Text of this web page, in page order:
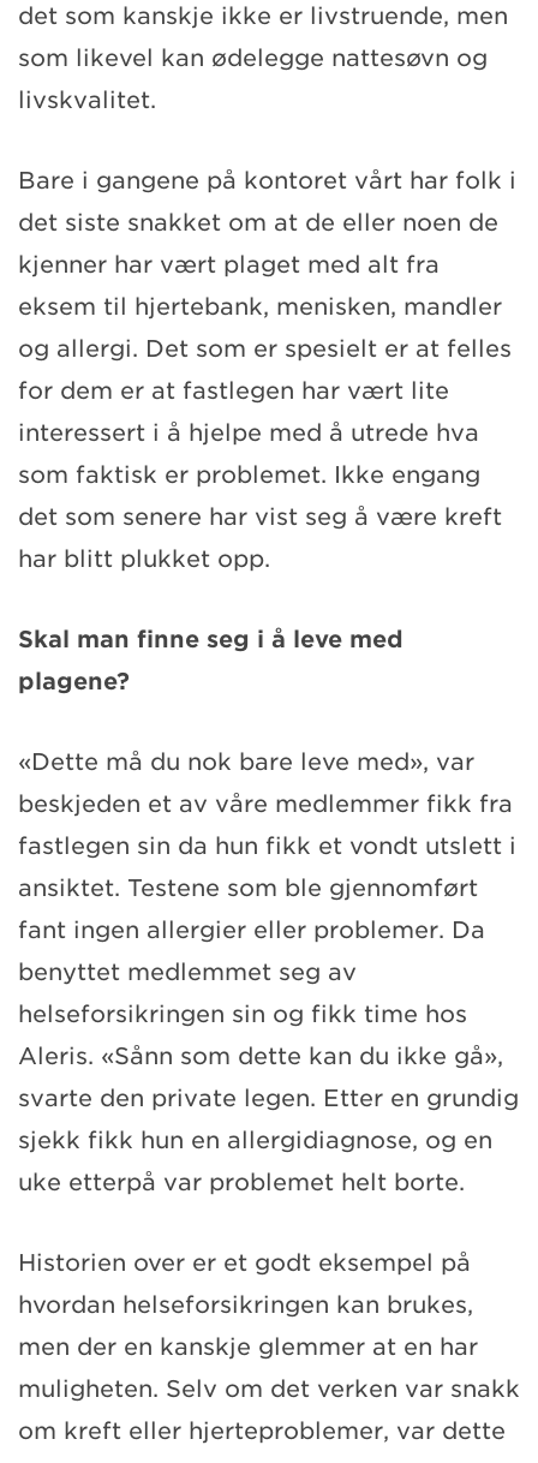
det som kanskje ikke er livstruende, men
som likevel kan ødelegge nattesøvn og
livskvalitet.
Bare i gangene på kontoret vårt har folk i
det siste snakket om at de eller noen de
kjenner har vært plaget med alt fra
eksem til hjertebank, menisken, mandler
og allergi. Det som er spesielt er at felles
for dem er at fastlegen har vært lite
interessert i å hjelpe med å utrede hva
som faktisk er problemet. Ikke engang
det som senere har vist seg å være kreft
har blitt plukket opp.
Skal man finne seg i å leve med
plagene?
«Dette må du nok bare leve med», var
beskjeden et av våre medlemmer fikk fra
fastlegen sin da hun fikk et vondt utslett i
ansiktet. Testene som ble gjennomført
fant ingen allergier eller problemer. Da
benyttet medlemmet seg av
helseforsikringen sin og fikk time hos
Aleris. «Sånn som dette kan du ikke gå»,
svarte den private legen. Etter en grundig
sjekk fikk hun en allergidiagnose, og en
uke etterpå var problemet helt borte.
Historien over er et godt eksempel på
hvordan helseforsikringen kan brukes,
men der en kanskje glemmer at en har
muligheten. Selv om det verken var snakk
om kreft eller hjerteproblemer, var dette